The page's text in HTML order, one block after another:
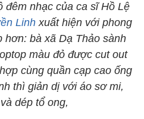
đêm nhạc của ca sĩ Hồ Lệ
Linhxuất hiện với phong
hơn: bà xã Dạ Thảo sành
màu đỏ được cut out
cùng quần cạp cao ống
thì giản dị với áo sơ mi,
dép tổ ong,